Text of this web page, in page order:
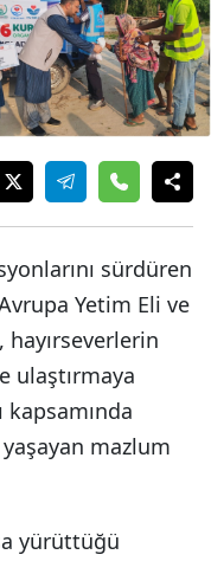
sürdüren
Yetim Eli ve
hayırseverlerin
ulaştırmaya
kapsamında
mazlum
yürüttüğü